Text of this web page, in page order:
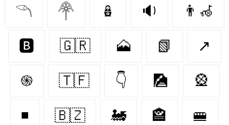
𓆹 𓋇 🪆 🔉 👨‍🦽
🅱️ 🇬🇷 🗻 📗 ↗
֍ 🇹🇫 👇 🎑 🎡
◾ 🇧🇿 🚂 🏤 🚝